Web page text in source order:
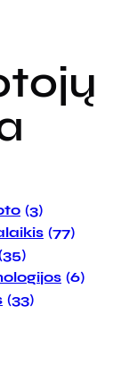
(3)
(77)
(6)
(33)